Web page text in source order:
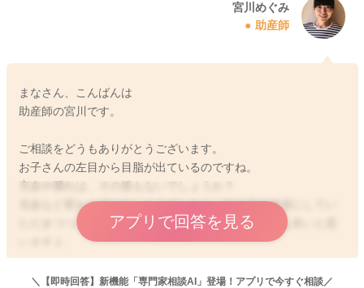
宮川めぐみ
助産師
まなさん、こんばんは
助産師の宮川です。
ご相談をどうもありがとうございます。
お子さんの左目から目脂が出ているのですね。
充血や腫れは、その後もないでしょうか？
充血など変わらずにないようでしたら、引き続き清潔にしてい
ただきつつ、一ヶ月健診まで様子を見ていただいても良いと思
右目からは涙が出ているということで、両目ともに、まだお顔
が小さいこともあり、鼻涙管が狭いために目脂や涙が見られて
アプリで回答を見る
＼【即時回答】新機能「専門家相談AI」登場！アプリで今すぐ相談／